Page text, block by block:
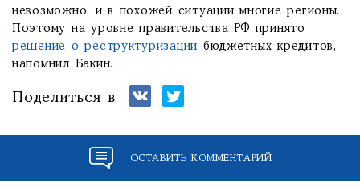
невозможно, и в похожей ситуации многие регионы.
Поэтому на уровне правительства РФ принято
решение о реструктуризации бюджетных кредитов,
напомнил Бакин.
Поделиться в
ОСТАВИТЬ КОММЕНТАРИЙ